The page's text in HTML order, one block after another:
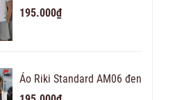
195.000₫
Áo Riki Standard AM06 đen